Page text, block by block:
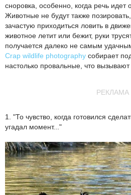
сноровка, особенно, когда речь идет
Животные не будут также
зачастую приходиться ловить в
животное летит или бежит, руки
получается далеко не самым
Crap wildlife photography собирает
настолько провальные, что
РЕКЛАМА
1. "То чувство, когда готовился
угадал момент..."